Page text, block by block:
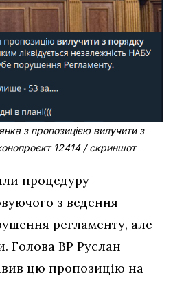
з пропозицією вилучити з
12414 / скриншот
процедуру
з ведення
регламенту, але
Голова ВР Руслан
цю пропозицію на